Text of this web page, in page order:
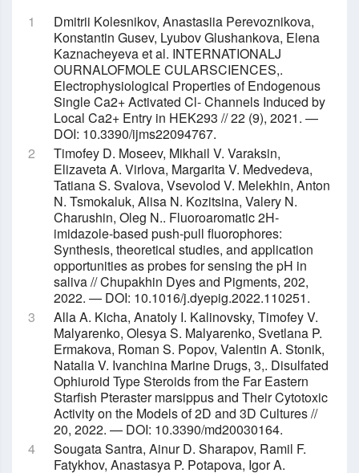
Dmitrii Kolesnikov, Anastasiia Perevoznikova,
Konstantin Gusev, Lyubov Glushankova, Elena
Kaznacheyeva et al. INTERNATIONALJ
OURNALOFMOLE CULARSCIENCES,.
Electrophysiological Properties of Endogenous
Single Ca2+ Activated Cl- Channels Induced by
Local Ca2+ Entry in HEK293 // 22 (9), 2021. —
DOI: 10.3390/ijms22094767.
Timofey D. Moseev, Mikhail V. Varaksin,
Elizaveta A. Virlova, Margarita V. Medvedeva,
Tatiana S. Svalova, Vsevolod V. Melekhin, Anton
N. Tsmokaluk, Alisa N. Kozitsina, Valery N.
Charushin, Oleg N.. Fluoroaromatic 2H-
imidazole-based push-pull fluorophores:
Synthesis, theoretical studies, and application
opportunities as probes for sensing the pH in
saliva // Chupakhin Dyes and Pigments, 202,
2022. — DOI: 10.1016/j.dyepig.2022.110251.
Alla A. Kicha, Anatoly I. Kalinovsky, Timofey V.
Malyarenko, Olesya S. Malyarenko, Svetlana P.
Ermakova, Roman S. Popov, Valentin A. Stonik,
Natalia V. Ivanchina Marine Drugs, 3,. Disulfated
Ophiuroid Type Steroids from the Far Eastern
Starfish Pteraster marsippus and Their Cytotoxic
Activity on the Models of 2D and 3D Cultures //
20, 2022. — DOI: 10.3390/md20030164.
Sougata Santra, Ainur D. Sharapov, Ramil F.
Fatykhov, Anastasya P. Potapova, Igor A.